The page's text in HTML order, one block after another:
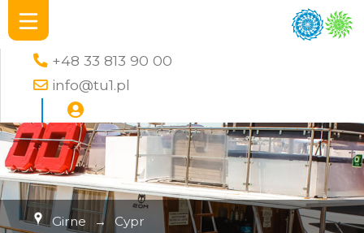
+48 33 813 90 00
info@tu1.pl
Girne → Cypr